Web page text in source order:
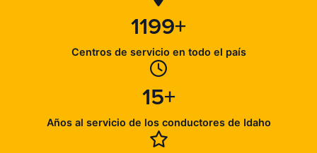
1199+
Centros de servicio en todo el país
15+
Años al servicio de los conductores de Idaho